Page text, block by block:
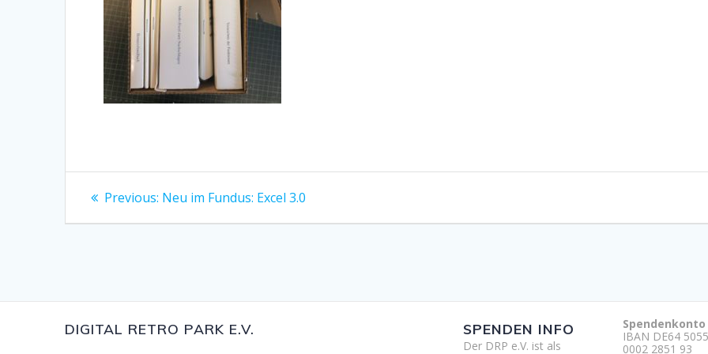
Beitragsnavigation
Previous: Previous
Neu im Fundus: Excel 3.0
DIGITAL RETRO PARK E.V. SPENDEN INFO
Der DRP e.V. ist als
Spendenkonto
IBAN DE64
0002 2851 93